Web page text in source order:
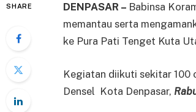
SHARE DENPASAR – Babinsa
memantau serta
ke Pura Pati Tenget Kuta
Kegiatan diikuti sekitar 100
Densel Kota Denpasar,